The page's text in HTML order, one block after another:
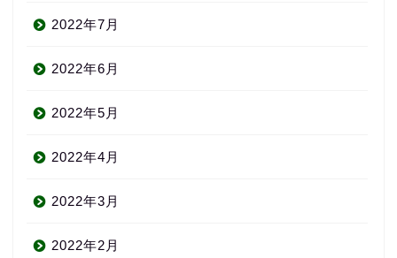
2022年7月
2022年6月
2022年5月
2022年4月
2022年3月
2022年2月